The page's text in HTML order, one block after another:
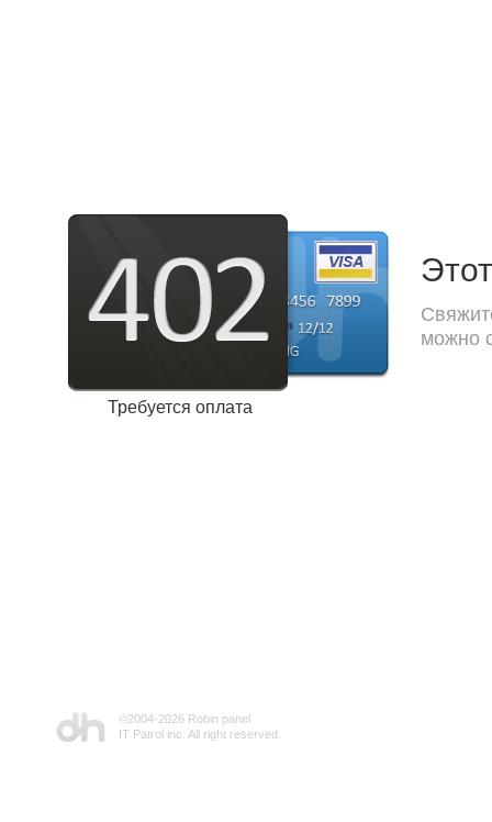
Требуется оплата
можно
©2004-2026 Robin panel
IT Patrol inc. All right reserved.